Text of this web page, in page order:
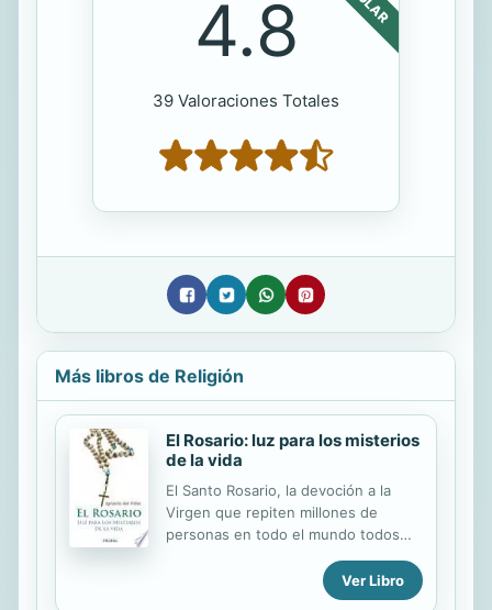
4.8
39 Valoraciones Totales
Más libros de Religión
El Rosario: luz para los misterios
de la vida
El Santo Rosario, la devoción a la
Virgen que repiten millones de
personas en todo el mundo todos
que consiste en repetir siempre las
mismas oraciones. ¿De dónde
Ver Libro